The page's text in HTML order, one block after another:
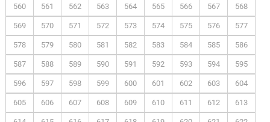
560 561 562 563 564 565 566 567 568
569 570 571 572 573 574 575 576 577
578 579 580 581 582 583 584 585 586
587 588 589 590 591 592 593 594 595
596 597 598 599 600 601 602 603 604
605 606 607 608 609 610 611 612 613